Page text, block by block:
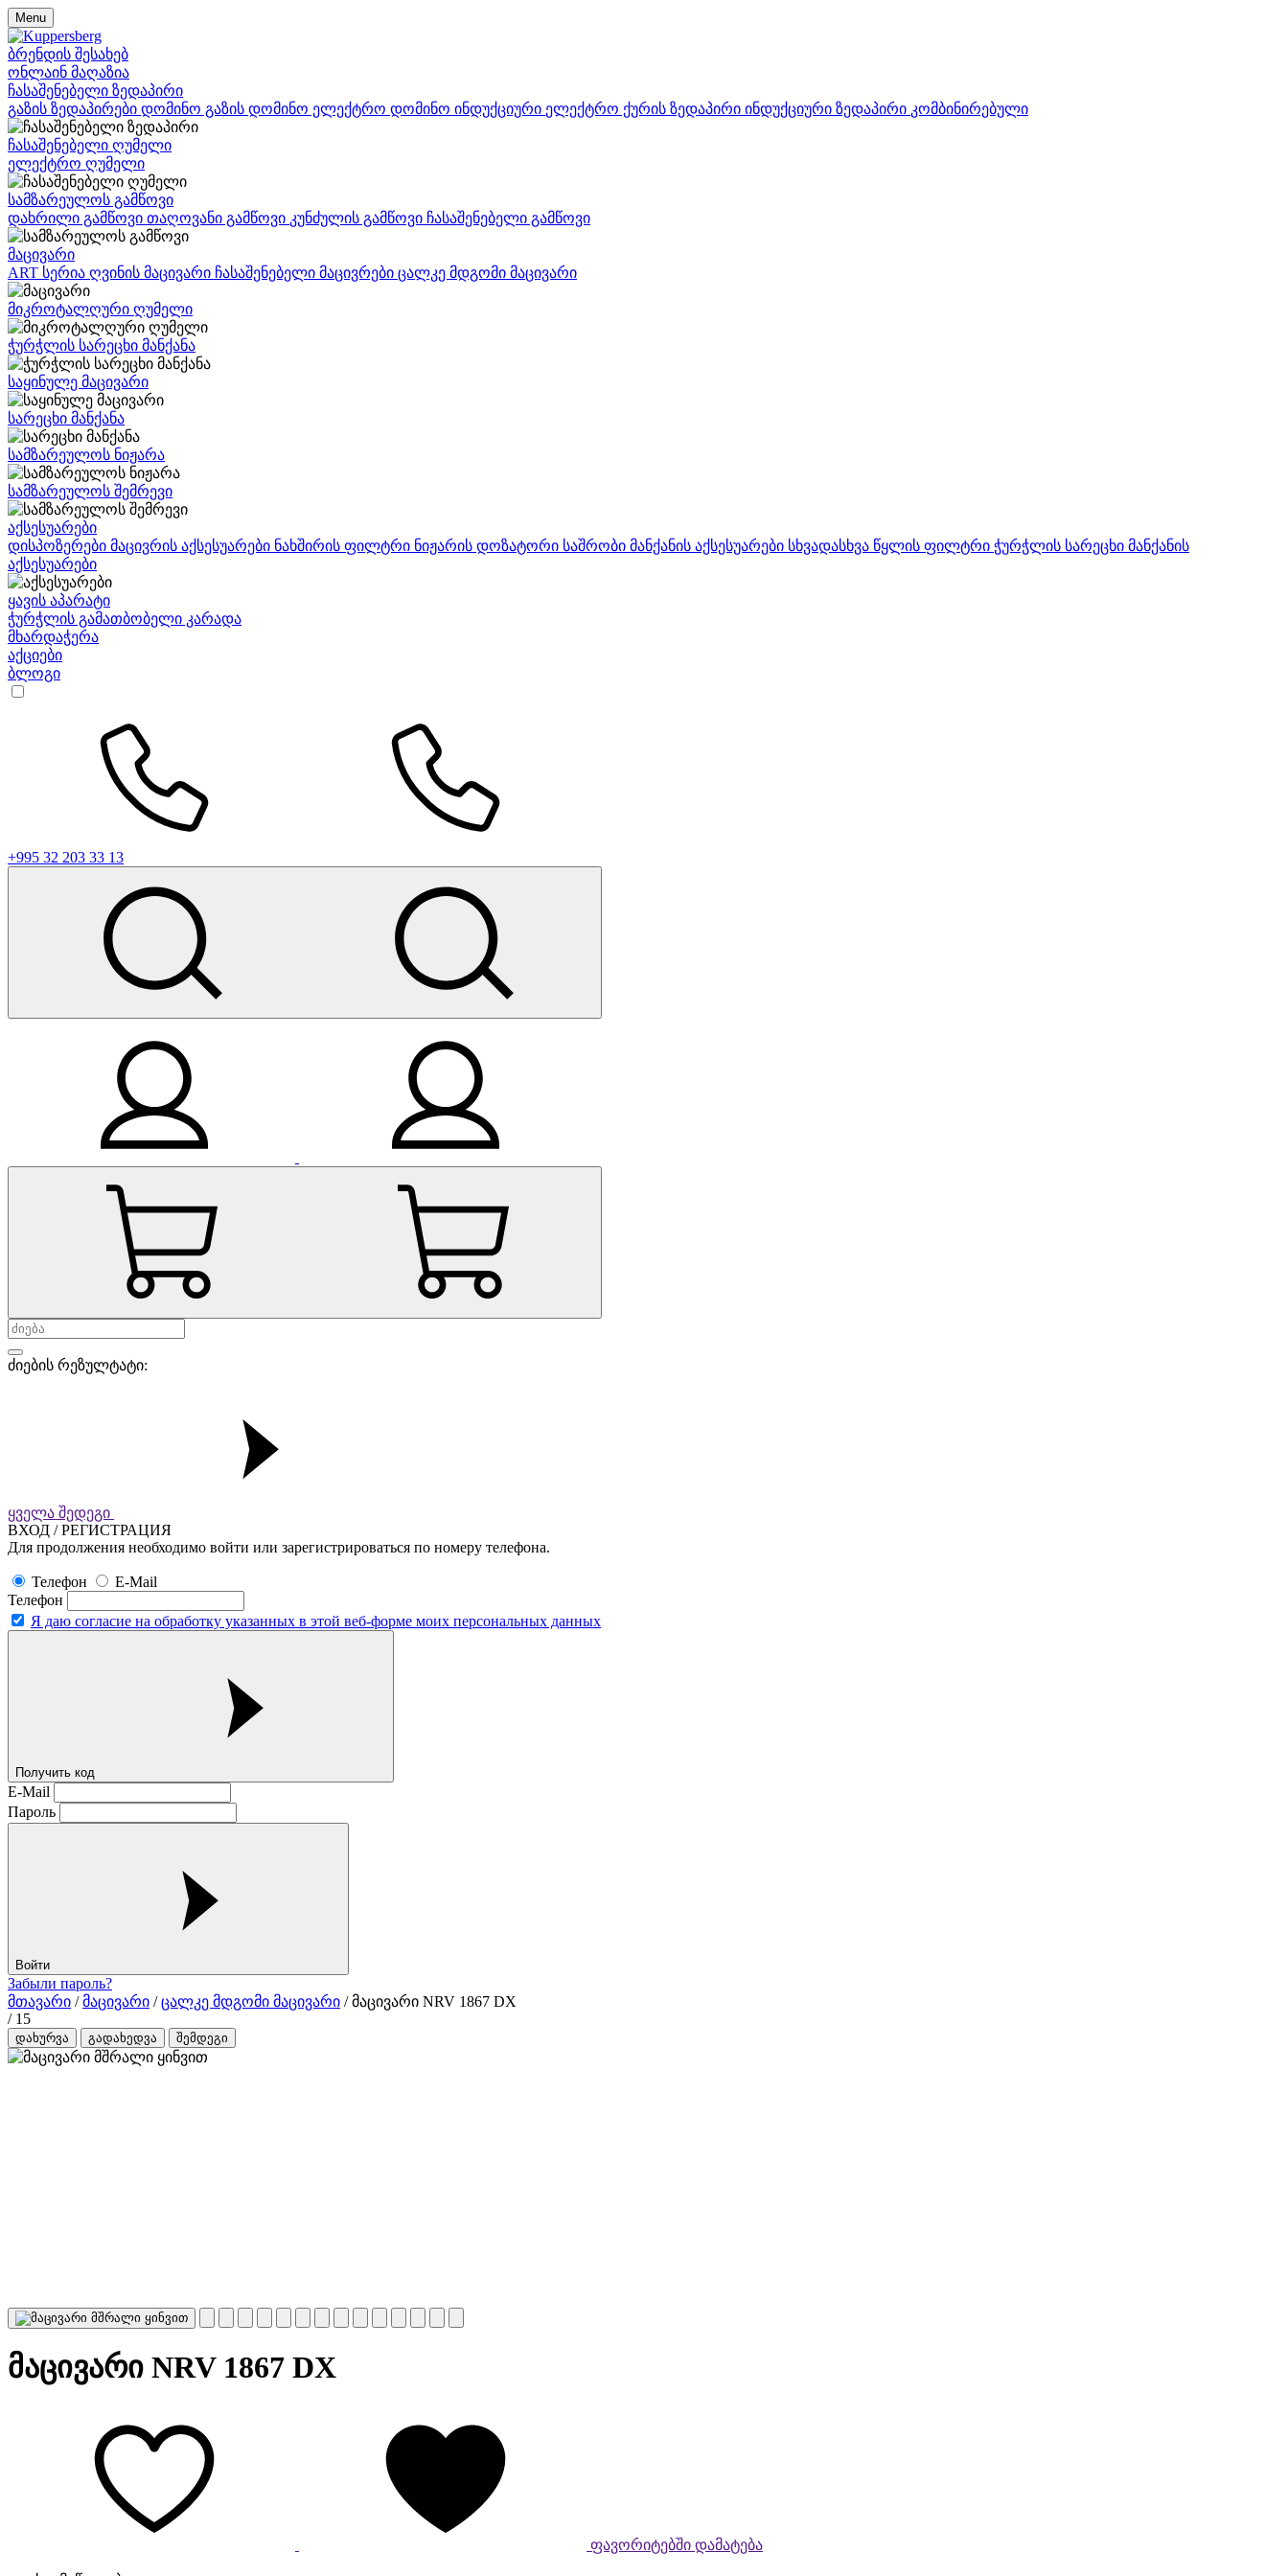
Menu
ბრენდის შესახებ
ონლაინ მაღაზია
ჩასაშენებელი ზედაპირი
გაზის ზედაპირები დომინო გაზის დომინო ელექტრო დომინო ინდუქციური ელექტრო ქურის ზედაპირი ინდუქციური ზედაპირი კომბინირებული
ჩასაშენებელი ღუმელი
ელექტრო ღუმელი
სამზარეულოს გამწოვი
დახრილი გამწოვი თაღოვანი გამწოვი კუნძულის გამწოვი ჩასაშენებელი გამწოვი
მაცივარი
ART სერია ღვინის მაცივარი ჩასაშენებელი მაცივრები ცალკე მდგომი მაცივარი
მიკროტალღური ღუმელი
ჭურჭლის სარეცხი მანქანა
საყინულე მაცივარი
სარეცხი მანქანა
სამზარეულოს ნიჟარა
სამზარეულოს შემრევი
აქსესუარები
დისპოზერები მაცივრის აქსესუარები ნახშირის ფილტრი ნიჟარის დოზატორი საშრობი მანქანის აქსესუარები სხვადასხვა წყლის ფილტრი ჭურჭლის სარეცხი მანქანის
აქსესუარები
ყავის აპარატი
ჭურჭლის გამათბობელი კარადა
მხარდაჭერა
აქციები
ბლოგი
+995 32 203 33 13
ძიების რეზულტატი:
ყველა შედეგი
ВХОД / РЕГИСТРАЦИЯ
Для продолжения необходимо войти или зарегистрироваться по номеру телефона.
Телефон
E-Mail
Телефон
Я даю согласие на обработку указанных в этой веб-форме моих персональных данных
Получить код
E-Mail
Пароль
Войти
Забыли пароль?
მთავარი /მაცივარი /ცალკე მდგომი მაცივარი / მაცივარი NRV 1867 DX
/ 15
დახურვა გადახედვა შემდეგი
მაცივარი NRV 1867 DX
ფავორიტებში დამატება